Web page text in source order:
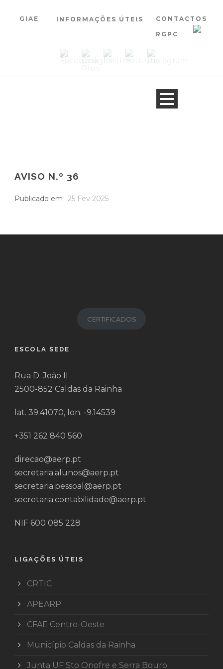
GIAE INFORMAÇÕES ÚTEIS CONTACTOS
RGPC
AVISO N.º 36
Publicado em 25 Fev 2025
CERTIFICADOS
ESCOLA SEDE
Rua D. João II
2500-852 Caldas da Rainha
lat. 39.41070, lon. -9.14539
+351 262 840 560
direcao@aerp.pt
secretaria.alunos@aerp.pt
secretaria.pessoal@aerp.pt
secretaria.contabilidade@aerp.pt
NIF 600 085 228
LIGAÇÕES ÚTEIS
CRTIC
APEARP
CFAE Centro-Oeste
Município Caldas da Rainha
Junta UF Sto Onofre e Serra Bouro